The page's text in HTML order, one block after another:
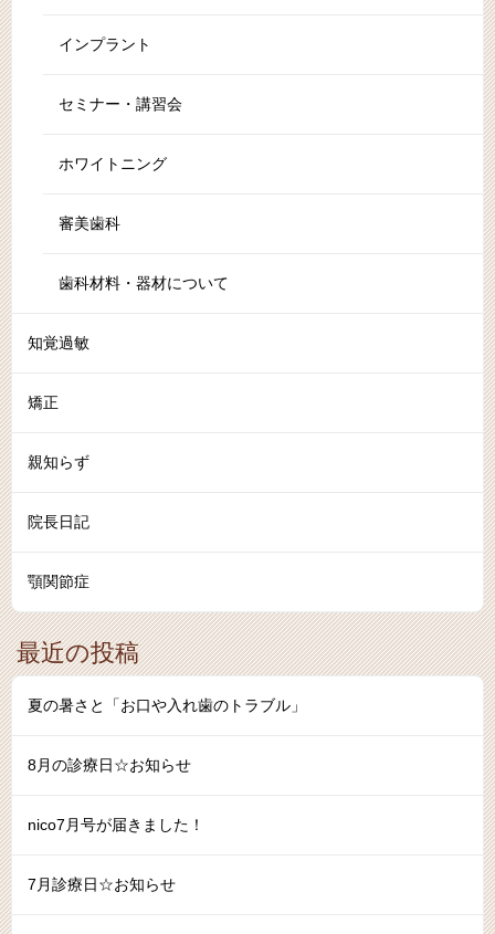
インプラント
セミナー・講習会
ホワイトニング
審美歯科
歯科材料・器材について
知覚過敏
矯正
親知らず
院長日記
顎関節症
最近の投稿
夏の暑さと「お口や入れ歯のトラブル」
8月の診療日☆お知らせ
nico7月号が届きました！
7月診療日☆お知らせ